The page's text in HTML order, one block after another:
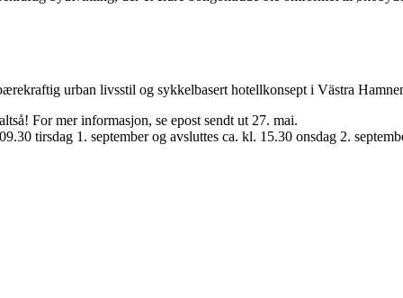
urban livsstil og sykkelbasert hotellkonsept i Västra
For mer informasjon, se epost sendt ut 27. mai.
tirsdag 1. september og avsluttes ca. kl. 15.30 onsdag 2.